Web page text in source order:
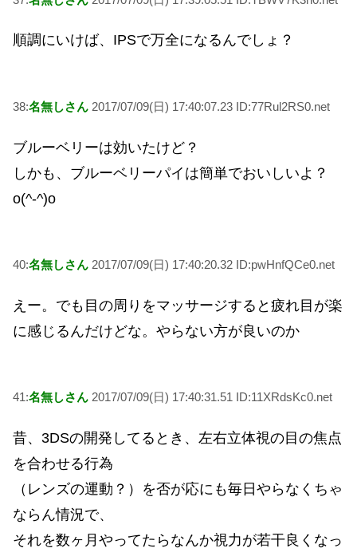
順調にいけば、IPSで万全になるんでしょ？
38:名無しさん 2017/07/09(日) 17:40:07.23 ID:77Rul2RS0.net
ブルーベリーは効いたけど？
しかも、ブルーベリーパイは簡単でおいしいよ？
o(^-^)o
40:名無しさん 2017/07/09(日) 17:40:20.32 ID:pwHnfQCe0.net
えー。でも目の周りをマッサージすると疲れ目が楽
に感じるんだけどな。やらない方が良いのか
41:名無しさん 2017/07/09(日) 17:40:31.51 ID:11XRdsKc0.net
昔、3DSの開発してるとき、左右立体視の目の焦点
を合わせる行為
（レンズの運動？）を否が応にも毎日やらなくちゃ
ならん情況で、
それを数ヶ月やってたらなんか視力が若干良くなっ